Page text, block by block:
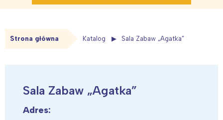
Strona główna Katalog Sala Zabaw „Agatka”
Sala Zabaw „Agatka”
Adres: